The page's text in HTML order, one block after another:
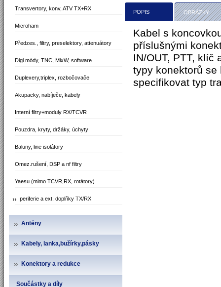
Transvertory, konv, ATV TX+RX
Microham
Předzes., filtry, preselektory, attenuátory
Digi módy, TNC, MixW, software
Duplexery,triplex, rozbočovače
Akupacky, nabíječe, kabely
Interní filtry+moduly RX/TCVR
Pouzdra, kryty, držáky, úchyty
Baluny, line isolátory
Omez.rušení, DSP a nf filtry
Yaesu (mimo TCVR,RX, rotátory)
periferie a ext. doplňky TX/RX
Antény
Kabely, lanka,bužírky,pásky
Konektory a redukce
Součástky a díly
POPIS OBRÁZKY
Kabel s
příslušnými
IN/OUT, PTT, klíč
typy konektorů se
specifikovat typ